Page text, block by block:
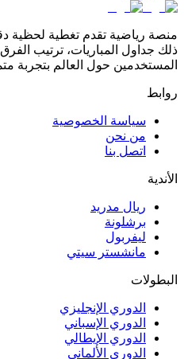
منصة رياضية تقدم تغطية لحظية
ذلك جداول المباريات، ترتيب
المستخدمين حول العالم بتجربة
روابط
سياسة الخصوصية
من نحن
اتصل بنا
الأندية
ريال مدريد
برشلونة
ليفربول
مانشستر سيتي
البطولات
الدوري الإنجليزي
الدوري الإسباني
الدوري الإيطالي
الدوري الألماني